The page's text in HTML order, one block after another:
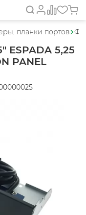
планки портов
5,25
PANEL